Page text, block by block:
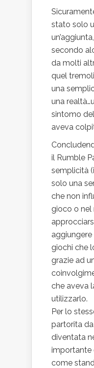
stato solo
secondo
da molti
quel
una
una
sintomo
aveva
il Rumble
semplicità
solo una
che non
gioco o nel
aggiungere
giochi che
grazie ad
che aveva
utilizzarlo.
Per lo
partorita
diventata
importante
come